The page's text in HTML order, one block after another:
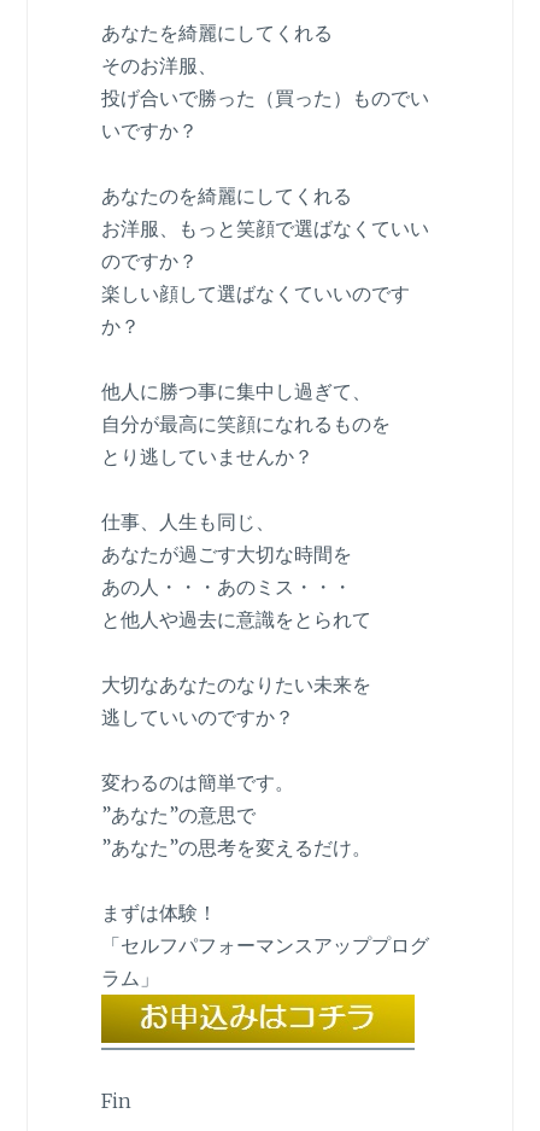
あなたを綺麗にしてくれる
そのお洋服、
投げ合いで勝った（買った）ものでい
いですか？
あなたのを綺麗にしてくれる
お洋服、もっと笑顔で選ばなくていい
のですか？
楽しい顔して選ばなくていいのです
か？
他人に勝つ事に集中し過ぎて、
自分が最高に笑顔になれるものを
とり逃していませんか？
仕事、人生も同じ、
あなたが過ごす大切な時間を
あの人・・・あのミス・・・
と他人や過去に意識をとられて
大切なあなたのなりたい未来を
逃していいのですか？
変わるのは簡単です。
”あなた”の意思で
”あなた”の思考を変えるだけ。
まずは体験！
「セルフパフォーマンスアッププログ
ラム」
Fin